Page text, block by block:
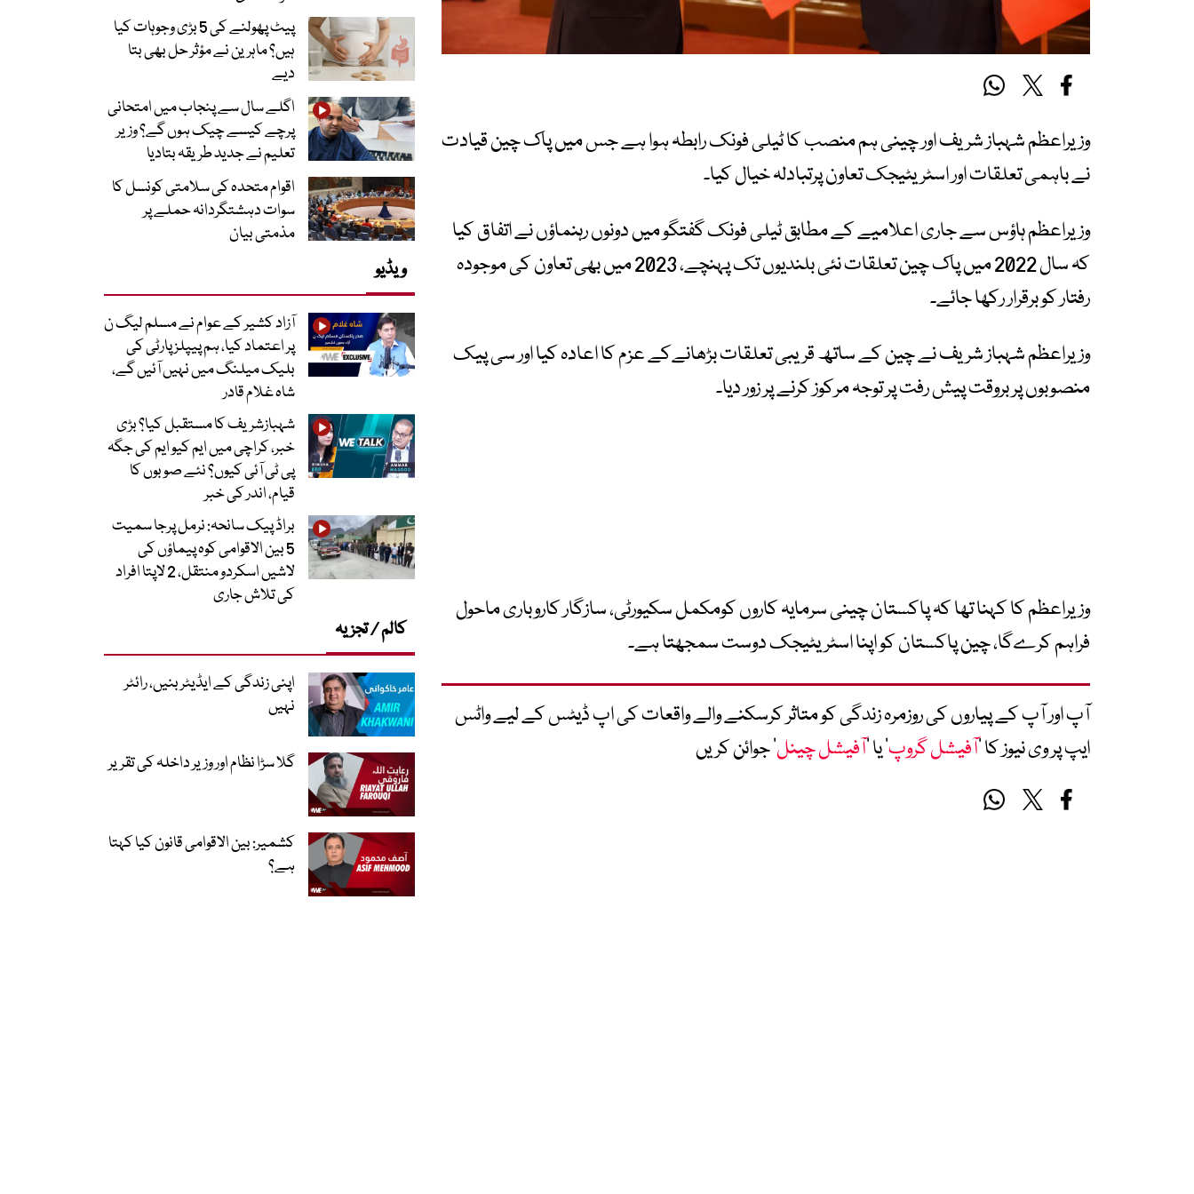
وزیراعظم شہباز شریف اور چینی ہم منصب کا ٹیلی فونک رابطہ ہوا ہے جس میں پاک چین قیادت
نے باہمی تعلقات اور اسٹریٹیجک تعاون پرتبادلہ خیال کیا۔
وزیراعظم ہاؤس سے جاری اعلامیے کے مطابق ٹیلی فونک گفتگو میں دونوں رہنماؤں نے اتفاق کیا
کہ سال 2022 میں پاک چین تعلقات نئی بلندیوں تک پہنچے، 2023 میں بھی تعاون کی موجودہ
رفتار کو برقرار رکھا جائے۔
وزیراعظم شہباز شریف نے چین کے ساتھ قریبی تعلقات بڑھانےکے عزم کا اعادہ کیا اور سی پیک
منصوبوں پر بروقت پیش رفت پر توجہ مرکوز کرنے پر زور دیا۔
وزیراعظم کا کہنا تھا کہ پاکستان چینی سرمایہ کاروں کومکمل سکیورٹی، سازگار کاروباری ماحول
فراہم کرےگا، چین پاکستان کو اپنا اسٹریٹیجک دوست سمجھتا ہے۔
آپ اور آپ کے پیاروں کی روزمرہ زندگی کو متاثر کرسکنے والے واقعات کی اپ ڈیٹس کے لیے واٹس
ایپ پر وی نیوز کا ’آفیشل گروپ‘ یا ’آفیشل چینل‘ جوائن کریں
پیٹ پھولنے کی 5 بڑی وجوہات کیا
ہیں؟ ماہرین نے مؤثر حل بھی بتا
دیے
اگلے سال سے پنجاب میں امتحانی
پرچے کیسے چیک ہوں گے؟ وزیر
تعلیم نے جدید طریقہ بتادیا
اقوام متحدہ کی سلامتی کونسل کا
سوات دہشتگردانہ حملے پر
مذمتی بیان
ویڈیو
آزاد کشیر کے عوام نے مسلم لیگ ن
پر اعتماد کیا، ہم پیپلز پارٹی کی
بلیک میلنگ میں نہیں آئیں گے،
شاہ غلام قادر
شہبازشریف کا مستقبل کیا؟ بڑی
خبر، کراچی میں ایم کیو ایم کی جگہ
پی ٹی آئی کیوں؟ نئے صوبوں کا
قیام، اندر کی خبر
براڈ پیک سانحہ: نرمل پرجا سمیت
5 بین الاقوامی کوہ پیماؤں کی
لاشیں اسکردو منتقل، 2 لاپتا افراد
کی تلاش جاری
کالم / تجزیہ
اپنی زندگی کے ایڈیٹر بنیں، رائٹر
نہیں
گلا سڑا نظام اور وزیر داخلہ کی تقریر
کشمیر: بین الاقوامی قانون کیا کہتا
ہے؟